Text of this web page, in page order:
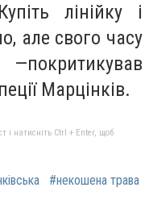
лінійку і
алe свого часу
Марцінків.
і натисніть Ctrl + Enter, щоб
#некошена трава